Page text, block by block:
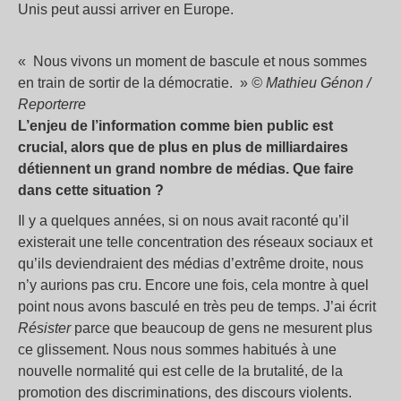
Unis peut aussi arriver en Europe.
«
Nous vivons un moment de bascule et nous sommes
en train de sortir de la démocratie. » © Mathieu Génon /
Reporterre
L’enjeu de l’information comme bien public est
crucial, alors que de plus en plus de milliardaires
détiennent un grand nombre de médias. Que faire
dans cette situation ?
Il y a quelques années, si on nous avait raconté qu’il
existerait une telle concentration des réseaux sociaux et
qu’ils deviendraient des médias d’extrême droite, nous
n’y aurions pas cru. Encore une fois, cela montre à quel
point nous avons basculé en très peu de temps. J’ai écrit
Résisterparce que beaucoup de gens ne mesurent plus
ce glissement. Nous nous sommes habitués à une
nouvelle normalité qui est celle de la brutalité, de la
promotion des discriminations, des discours violents.